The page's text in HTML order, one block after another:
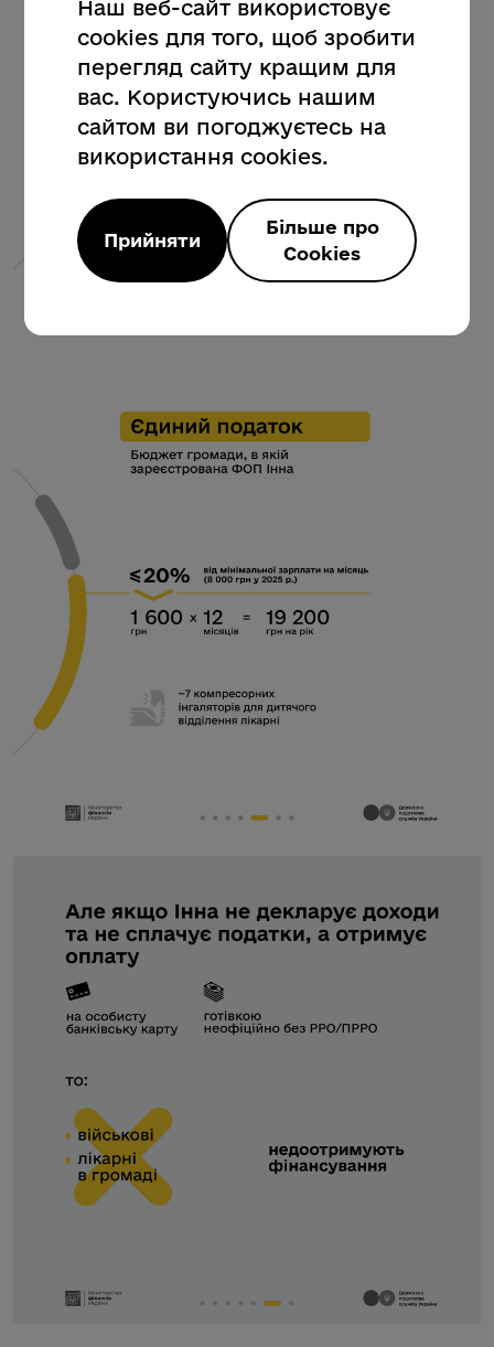
Наш веб-сайт використовує
cookies для того, щоб зробити
перегляд сайту кращим для
вас. Користуючись нашим
сайтом ви погоджуєтесь на
використання cookies.
Прийняти
Більше про
Cookies